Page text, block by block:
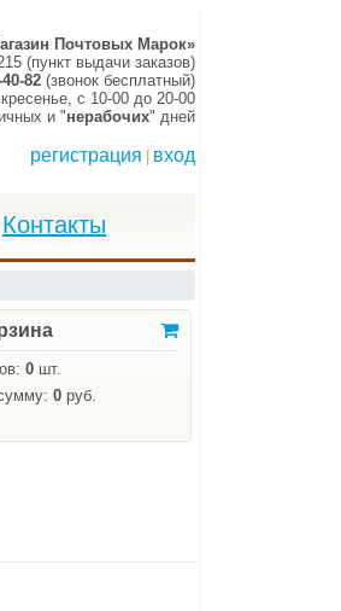
Почтовых Марок»
(пункт выдачи заказов)
82 (звонок бесплатный)
c 10-00 до 20-00
и "нерабочих" дней
регистрация вход
Контакты
0 шт.
0 руб.